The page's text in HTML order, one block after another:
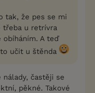
tak, že pes se mi
třeba u retrívra
obíháním. A teď
učit u štěnda
častěji se
pěkné. Takové